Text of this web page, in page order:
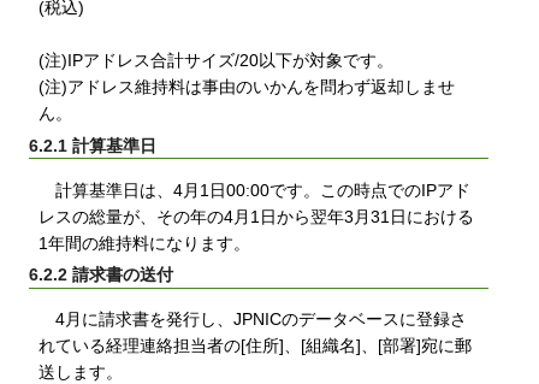
(税込)
(注)IPアドレス合計サイズ/20以下が対象です。
(注)アドレス維持料は事由のいかんを問わず返却しませ
ん。
6.2.1 計算基準日
計算基準日は、4月1日00:00です。この時点でのIPアド
レスの総量が、その年の4月1日から翌年3月31日における
1年間の維持料になります。
6.2.2 請求書の送付
4月に請求書を発行し、JPNICのデータベースに登録さ
れている経理連絡担当者の[住所]、[組織名]、[部署]宛に郵
送します。